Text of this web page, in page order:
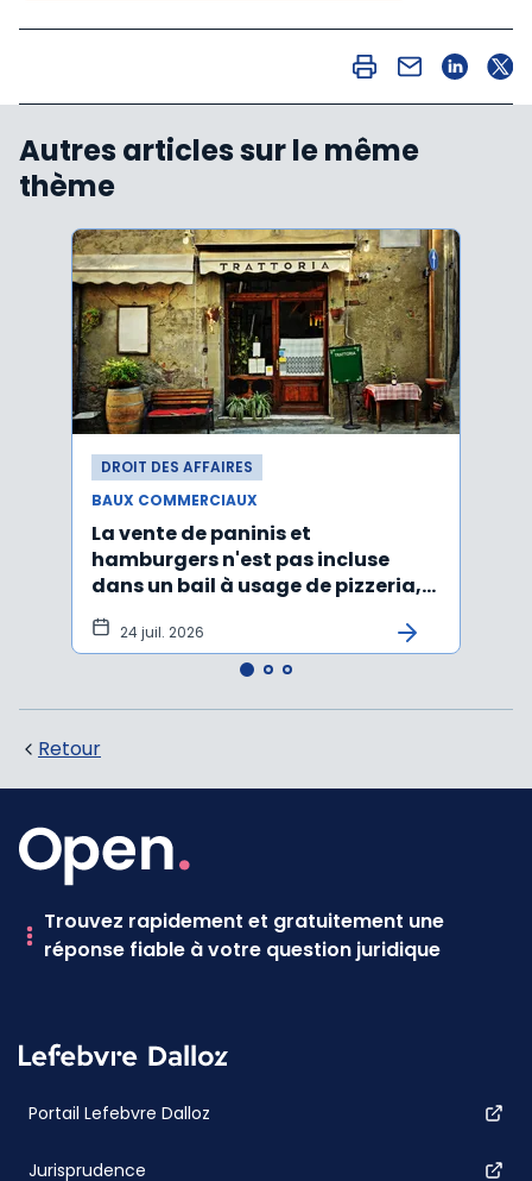
Autres articles sur le même
thème
DROIT DES AFFAIRES
BAUX COMMERCIAUX
La vente de paninis et
hamburgers n'est pas incluse
dans un bail à usage de pizzeria,
pâtes, salades
24 juil. 2026
Retour
Trouvez rapidement et gratuitement une
réponse fiable à votre question juridique
Portail Lefebvre Dalloz
Jurisprudence